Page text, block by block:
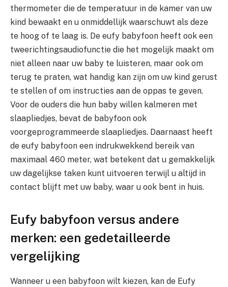
thermometer die de temperatuur in de kamer van uw
kind bewaakt en u onmiddellijk waarschuwt als deze
te hoog of te laag is. De eufy babyfoon heeft ook een
tweerichtingsaudiofunctie die het mogelijk maakt om
niet alleen naar uw baby te luisteren, maar ook om
terug te praten, wat handig kan zijn om uw kind gerust
te stellen of om instructies aan de oppas te geven.
Voor de ouders die hun baby willen kalmeren met
slaapliedjes, bevat de babyfoon ook
voorgeprogrammeerde slaapliedjes. Daarnaast heeft
de eufy babyfoon een indrukwekkend bereik van
maximaal 460 meter, wat betekent dat u gemakkelijk
uw dagelijkse taken kunt uitvoeren terwijl u altijd in
contact blijft met uw baby, waar u ook bent in huis.
Eufy babyfoon versus andere
merken: een gedetailleerde
vergelijking
Wanneer u een babyfoon wilt kiezen, kan de Eufy